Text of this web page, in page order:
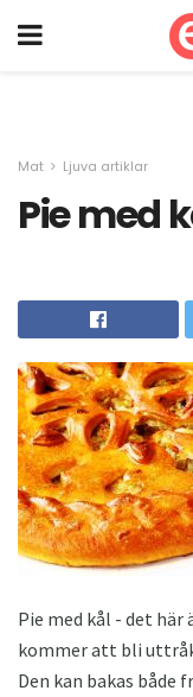
Mat Ljuva artiklar
Pie med
Pie med kål - det här
kommer att bli
Den kan bakas både